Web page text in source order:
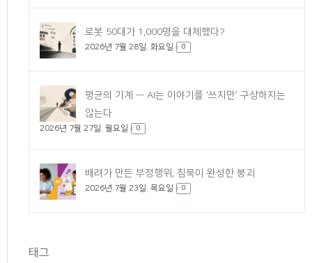
로봇 50대가 1,000명을 대체했다?
2026년 7월 28일. 화요일 0
평균의 기계 — AI는 이야기를 ‘쓰지만’ 구상하지는
않는다
2026년 7월 27일. 월요일 0
배려가 만든 부정행위, 침묵이 완성한 붕괴
2026년 7월 23일. 목요일 0
태그